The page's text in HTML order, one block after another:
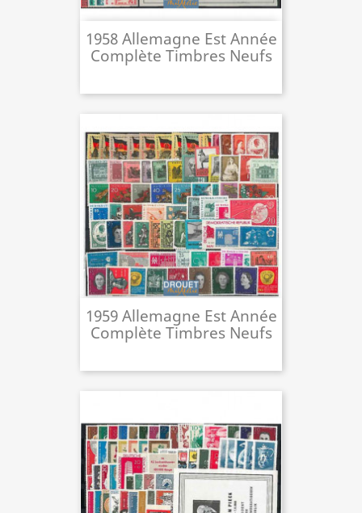
1958 Allemagne Est Année
Complète Timbres Neufs
1959 Allemagne Est Année
Complète Timbres Neufs